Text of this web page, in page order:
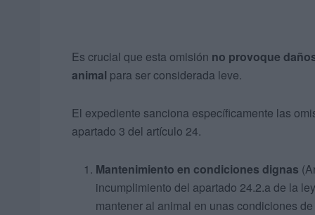
Es crucial que esta omisión no provoque
animal para ser considerada leve.
El expediente sanciona específicamente las
apartado 3 del artículo 24.
Mantenimiento en condiciones dignas
incumplimiento del apartado 24.2.a de la
mantener al animal en unas condiciones